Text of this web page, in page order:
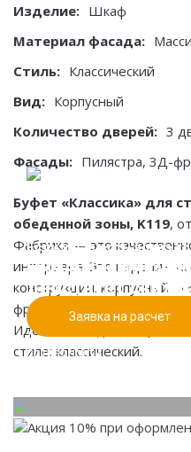
Изделие: Шкаф
Материал фасада:
Стиль: Классический
Вид: Корпусный
Количество дверей: 3
Фасады: Пилястра, 3Д-
Буфет «Классика» для
обеденной зоны, K119,
Фабрика — это
интерьера. Это изделие
конструкции: корпусный,
фрезеровка. Основные
Идеально подходит для
стиле: классический.
Если у вас есть эскиз
нам для
Заявка на расчет
При заказе от
действует
Работаем только по
Адаптируем лучшие идеи
потребности.